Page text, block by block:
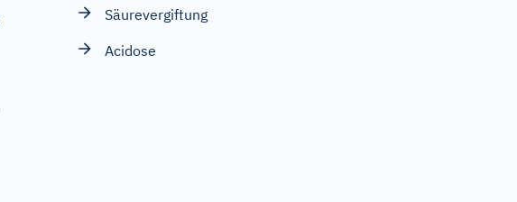
Säurevergiftung
Acidose